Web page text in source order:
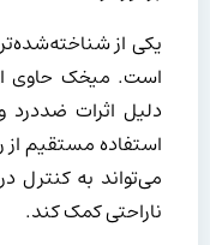
یکی از
است. میخک حاوی
دلیل اثرات
استفاده مستقیم
می‌تواند به کنترل
ناراحتی کمک کند.